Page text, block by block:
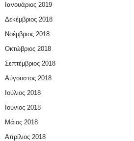
Ιανουάριος 2019
Δεκέμβριος 2018
Νοέμβριος 2018
Οκτώβριος 2018
Σεπτέμβριος 2018
Αύγουστος 2018
Ιούλιος 2018
Ιούνιος 2018
Μάιος 2018
Απρίλιος 2018